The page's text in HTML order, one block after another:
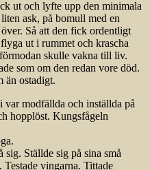
ut och lyfte upp den minimala
ask, på bomull med en
Så att den fick ordentligt
ut i rummet och krascha
skulle vakna till liv.
som om den redan vore död.
än ostadigt.
var modfällda och inställda på
hopplöst. Kungsfågeln
sig. Ställde sig på sina små
vingarna. Tittade